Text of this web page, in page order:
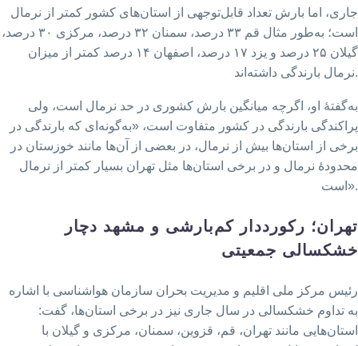
جاری، اما بارش تعداد قابل‌توجهی از استان‌های کشور کمتر از نرمال
است؛ به‌طور مثال قم ۳۳ درصد، سمنان ۳۲ درصد، مرکزی ۳۰ درصد،
گیلان ۲۵ درصد و یزد ۱۷ درصد، اصفهان ۱۴ درصد کمتر از میزان
نرمال بارندگی داشته‌اند.
به‌گفتۀ او، اگرچه میانگین بارش کشوری در حد نرمال است، ولی
پراکندگی بارندگی در کشور متفاوت است،‌ «به‌گونه‌ای که بارندگی در
برخی از استان‌ها بیش از نرمال، در بعضی از آن‌ها مانند خوزستان در
محدودهٔ نرمال و در برخی استان‌ها مثل تهران بسیار کمتر از نرمال
است».
تهران؛ رکورددار کم‌بارشی و مشهد دچار
خشکسالی جمعیتی
رئیس مرکز ملی اقلیم و مدیریت بحران سازمان هواشناسی با اشاره
به تداوم خشکسالی در سال جاری نیز در برخی استان‌ها، گفت:
استان‌هایی مانند تهران، قم، قزوین، سمنان، مرکزی و گیلان با